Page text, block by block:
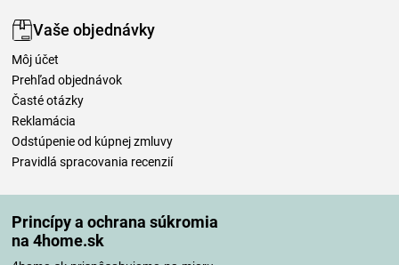
Princípy a ochrana súkromia
na 4home.sk
Vaše objednávky
Môj účet
Prehľad objednávok
Časté otázky
Reklamácia
Odstúpenie od kúpnej zmluvy
Pravidlá spracovania recenzií